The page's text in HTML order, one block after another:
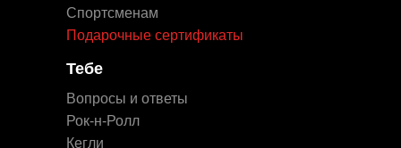
Кегли
Спортсменам
Рок-н-Ролл
Подарочные сертификаты
Вопросы и ответы
Тебе